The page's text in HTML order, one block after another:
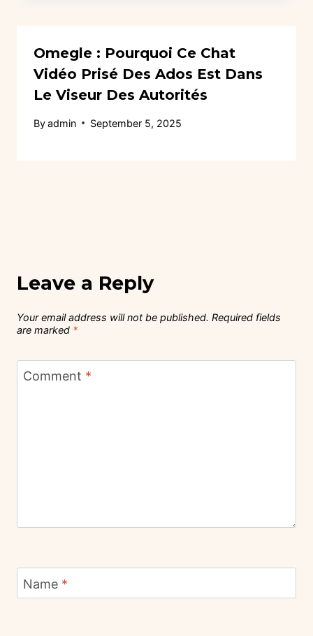
Omegle : Pourquoi Ce Chat
Vidéo Prisé Des Ados Est Dans
Le Viseur Des Autorités
Byadmin September 5, 2025
Leave a Reply
Your email address will not be published. Required fields
are marked *
Comment *
Name *